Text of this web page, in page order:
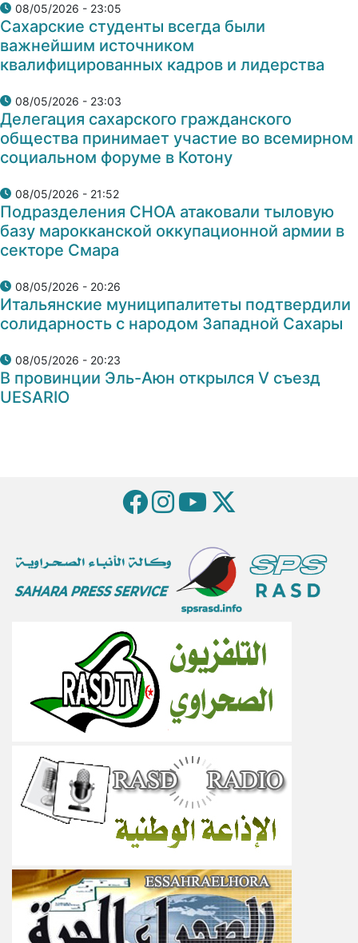
08/05/2026 - 23:05
Сахарские студенты всегда были
важнейшим источником
квалифицированных кадров и лидерства
08/05/2026 - 23:03
Делегация сахарского гражданского
общества принимает участие во всемирном
социальном форуме в Котону
08/05/2026 - 21:52
Подразделения СНОА атаковали тыловую
базу марокканской оккупационной армии в
секторе Смара
08/05/2026 - 20:26
Итальянские муниципалитеты подтвердили
солидарность с народом Западной Сахары
08/05/2026 - 20:23
В провинции Эль-Аюн открылся V съезд
UESARIO